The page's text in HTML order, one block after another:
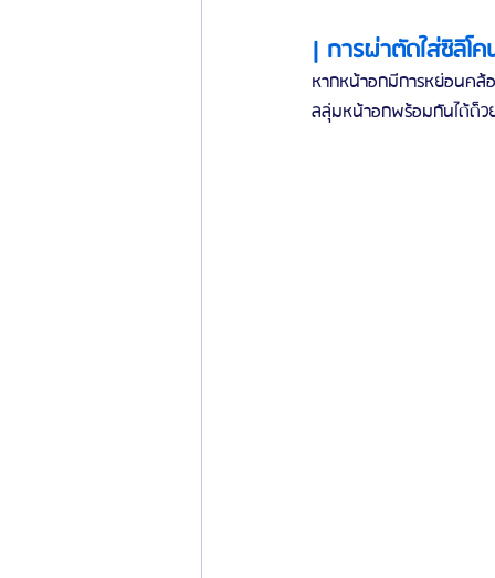
| การผ่าตัดใส่ซิลิโค
หากหน้าอกมีการหย่อนคล้
ลลุ่มหน้าอกพร้อมกันได้ด็ว